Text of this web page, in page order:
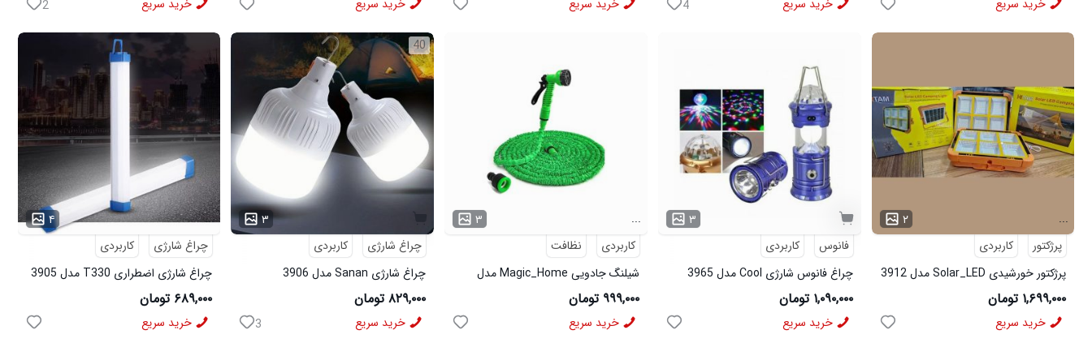
خرید سریع خرید سریع 4 خرید سریع خرید سریع خرید سریع 2
۲
...
پرژکتور
کاربردی
پرژکتور خورشیدی Solar_LED مدل 3912
۱,۶۹۹,۰۰۰ تومان
خرید سریع
۳
فانوس
کاربردی
چراغ فانوس شارژی Cool مدل 3965
۱,۰۹۰,۰۰۰ تومان
خرید سریع
۳
...
کاربردی
نظافت
شیلنگ جادویی Magic_Home مدل
3964
۹۹۹,۰۰۰ تومان
خرید سریع
40
۳
چراغ شارژی
کاربردی
چراغ شارژی Sanan مدل 3906
۸۲۹,۰۰۰ تومان
خرید سریع 3
۴
...
چراغ شارژی
کاربردی
چراغ شارژی اضطراری T330 مدل 3905
۶۸۹,۰۰۰ تومان
خرید سریع